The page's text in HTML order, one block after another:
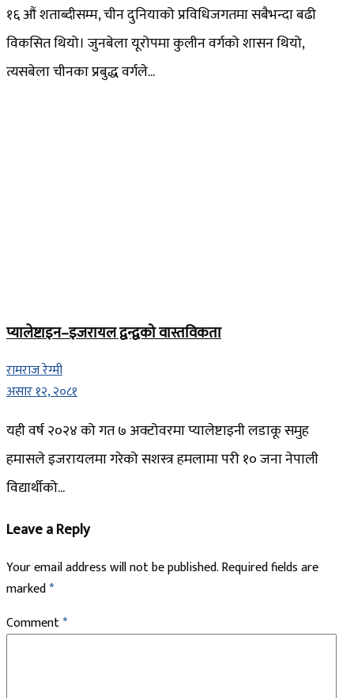
१६ औं शताब्दीसम्म, चीन दुनियाको प्रविधिजगतमा सबैभन्दा बढी
विकसित थियो। जुनबेला यूरोपमा कुलीन वर्गको शासन थियो,
त्यसबेला चीनका प्रबुद्ध वर्गले...
प्यालेष्टाइन–इजरायल द्वन्द्वको वास्तविकता
रामराज रेग्मी
असार १२, २०८१
यही वर्ष २०२४ को गत ७ अक्टोवरमा प्यालेष्टाइनी लडाकू समुह
हमासले इजरायलमा गरेको सशस्त्र हमलामा परी १० जना नेपाली
विद्यार्थीको...
Leave a Reply
Your email address will not be published.Required fields are
marked*
Comment*